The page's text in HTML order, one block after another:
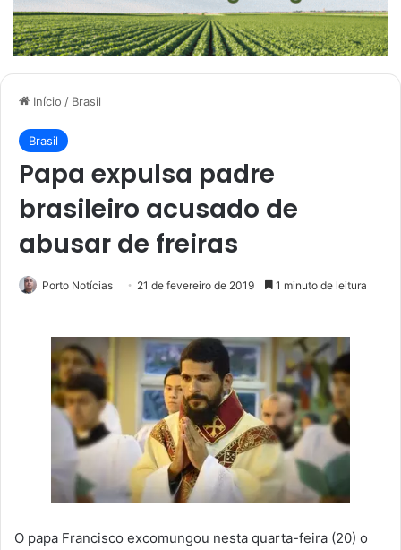
Início / Brasil
Brasil
Papa expulsa padre
brasileiro acusado de
abusar de freiras
Porto Notícias 21 de fevereiro de 2019 1 minuto de leitura
O papa Francisco excomungou nesta quarta-feira (20) o